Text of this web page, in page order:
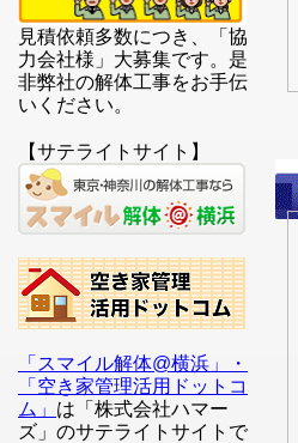
見積依頼多数につき、「協
力会社様」大募集です。是
非弊社の解体工事をお手伝
いください。
【サテライトサイト】
「スマイル解体@横浜」・
「空き家管理活用ドットコ
ム」 は「株式会社ハマー
ズ」のサテライトサイトで